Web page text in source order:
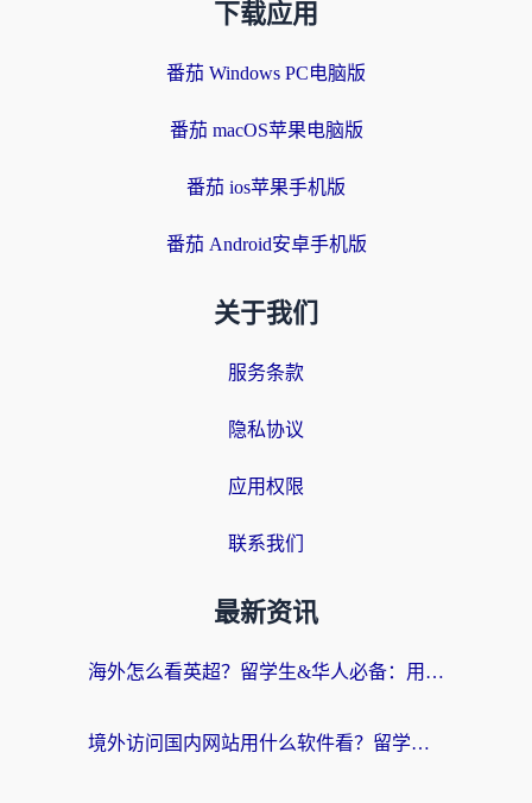
下载应用
番茄 Windows PC电脑版
番茄 macOS苹果电脑版
番茄 ios苹果手机版
番茄 Android安卓手机版
关于我们
服务条款
隐私协议
应用权限
联系我们
最新资讯
海外怎么看英超？留学生&华人必备：用对加速器，同步国内赛事直播无压力
境外访问国内网站用什么软件看？留学生亲测：这才是解决地域限制的正确打开方式